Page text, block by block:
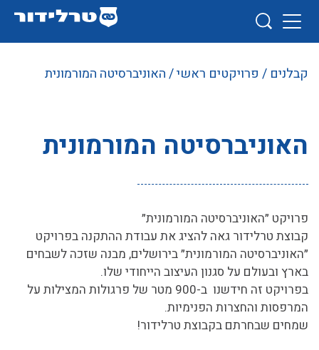
קבלנים / פרויקטים ראשי/ האוניברסיטה המורמונית
האוניברסיטה המורמונית
פרויקט ״האוניברסיטה המורמונית״
קבוצת טרלידור גאה להציג את עבודת ההתקנה בפרויקט
״האוניברסיטה המורמונית״ בירושלים, מבנה שזכה לשבחים
בארץ ובעולם על סגנון העיצוב הייחודי שלו.
בפרויקט זה חידשנו ב-900 מטר של פרגולות המצילות על
המרפסות והחצרות הפנימיות.
שמחים שבחרתם בקבוצת טרלידור!